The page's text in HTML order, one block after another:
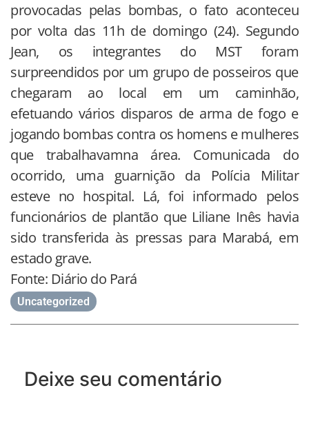
provocadas pelas bombas, o fato aconteceu
por volta das 11h de domingo (24). Segundo
Jean, os integrantes do MST foram
surpreendidos por um grupo de posseiros que
chegaram ao local em um caminhão,
efetuando vários disparos de arma de fogo e
jogando bombas contra os homens e mulheres
que trabalhavamna área. Comunicada do
ocorrido, uma guarnição da Polícia Militar
esteve no hospital. Lá, foi informado pelos
funcionários de plantão que Liliane Inês havia
sido transferida às pressas para Marabá, em
estado grave.
Fonte: Diário do Pará
Uncategorized
Deixe seu comentário